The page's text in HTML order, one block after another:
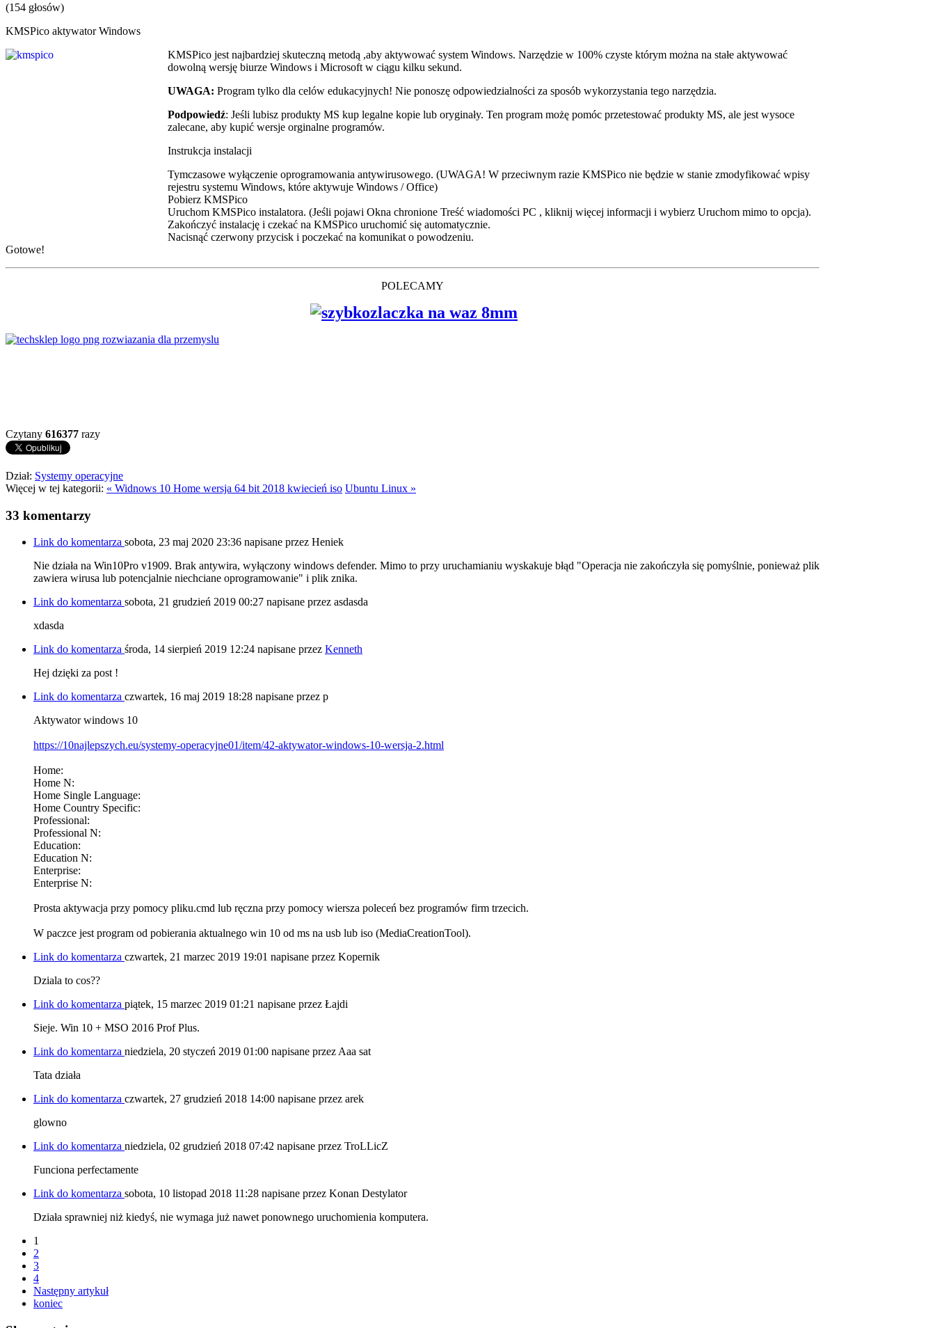
(154 głosów)
KMSPico aktywator Windows
KMSPico jest najbardziej skuteczną metodą ,aby aktywować system Windows. Narzędzie w 100% czyste którym można na stałe aktywować
dowolną wersję biurze Windows i Microsoft w ciągu kilku sekund.
UWAGA: Program tylko dla celów edukacyjnych! Nie ponoszę odpowiedzialności za sposób wykorzystania tego narzędzia.
Podpowiedź: Jeśli lubisz produkty MS kup legalne kopie lub oryginały. Ten program możę pomóc przetestować produkty MS, ale jest wysoce
zalecane, aby kupić wersje orginalne programów.
Instrukcja instalacji
Tymczasowe wyłączenie oprogramowania antywirusowego. (UWAGA! W przeciwnym razie KMSPico nie będzie w stanie zmodyfikować wpisy
rejestru systemu Windows, które aktywuje Windows / Office)
Pobierz KMSPico
Uruchom KMSPico instalatora. (Jeśli pojawi Okna chronione Treść wiadomości PC , kliknij więcej informacji i wybierz Uruchom mimo to opcja).
Zakończyć instalację i czekać na KMSPico uruchomić się automatycznie.
Nacisnąć czerwony przycisk i poczekać na komunikat o powodzeniu.
Gotowe!
POLECAMY
Czytany 616377 razy
Dział: Systemy operacyjne
Więcej w tej kategorii: « Widnows 10 Home wersja 64 bit 2018 kwiecień iso Ubuntu Linux »
33 komentarzy
Link do komentarza sobota, 23 maj 2020 23:36 napisane przez Heniek
Nie działa na Win10Pro v1909. Brak antywira, wyłączony windows defender. Mimo to przy uruchamianiu wyskakuje błąd "Operacja nie zakończyła się pomyślnie, ponieważ plik
zawiera wirusa lub potencjalnie niechciane oprogramowanie" i plik znika.
Link do komentarza sobota, 21 grudzień 2019 00:27 napisane przez asdasda
xdasda
Link do komentarza środa, 14 sierpień 2019 12:24 napisane przez Kenneth
Hej dzięki za post !
Link do komentarza czwartek, 16 maj 2019 18:28 napisane przez p
Aktywator windows 10
https://10najlepszych.eu/systemy-operacyjne01/item/42-aktywator-windows-10-wersja-2.html
Home:
Home N:
Home Single Language:
Home Country Specific:
Professional:
Professional N:
Education:
Education N:
Enterprise:
Enterprise N:
Prosta aktywacja przy pomocy pliku.cmd lub ręczna przy pomocy wiersza poleceń bez programów firm trzecich.
W paczce jest program od pobierania aktualnego win 10 od ms na usb lub iso (MediaCreationTool).
Link do komentarza czwartek, 21 marzec 2019 19:01 napisane przez Kopernik
Dziala to cos??
Link do komentarza piątek, 15 marzec 2019 01:21 napisane przez Łajdi
Sieje. Win 10 + MSO 2016 Prof Plus.
Link do komentarza niedziela, 20 styczeń 2019 01:00 napisane przez Aaa sat
Tata działa
Link do komentarza czwartek, 27 grudzień 2018 14:00 napisane przez arek
glowno
Link do komentarza niedziela, 02 grudzień 2018 07:42 napisane przez TroLLicZ
Funciona perfectamente
Link do komentarza sobota, 10 listopad 2018 11:28 napisane przez Konan Destylator
Działa sprawniej niż kiedyś, nie wymaga już nawet ponownego uruchomienia komputera.
1
2
3
4
Następny artykuł
koniec